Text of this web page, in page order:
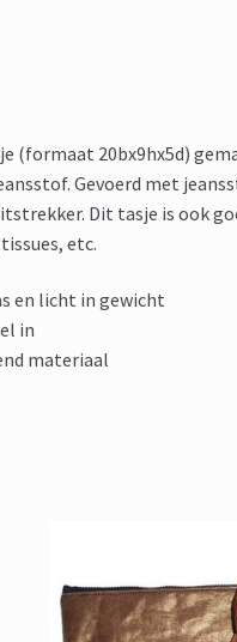
(formaat 20bx9hx5d)
Gevoerd met
Dit tasje is ook
etc.
en licht in gewicht
in
materiaal